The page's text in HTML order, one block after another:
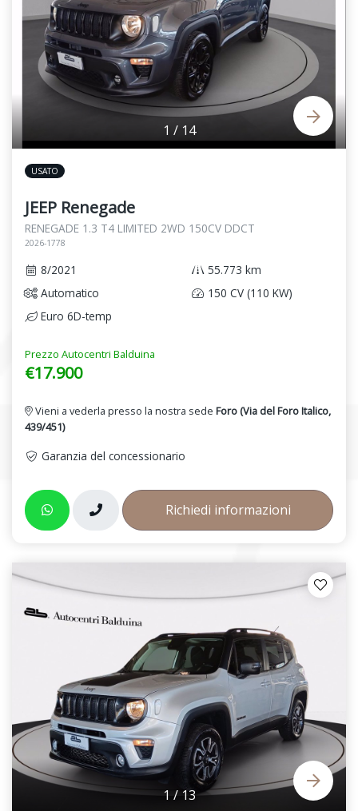
1 / 14
USATO
JEEP Renegade
RENEGADE 1.3 T4 LIMITED 2WD 150CV DDCT
2026-1778
8/2021
55.773 km
Automatico
150 CV (110 KW)
Euro 6D-temp
Prezzo Autocentri Balduina
€17.900
Vieni a vederla presso la nostra sede Foro (Via del Foro Italico,
439/451)
Garanzia del concessionario
Richiedi informazioni
1 / 13